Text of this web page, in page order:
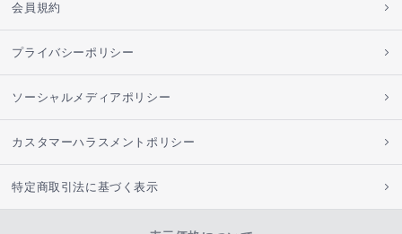
会員規約
プライバシーポリシー
ソーシャルメディアポリシー
カスタマーハラスメントポリシー
特定商取引法に基づく表示